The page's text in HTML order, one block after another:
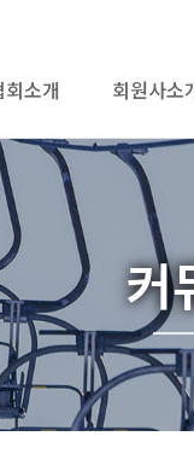
회소개 회원사소
커